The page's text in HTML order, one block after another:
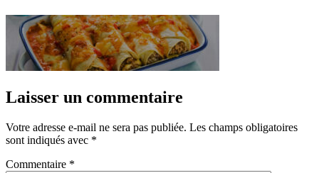
Laisser un commentaire
Votre adresse e-mail ne sera pas publiée. Les champs obligatoires
sont indiqués avec *
Commentaire *